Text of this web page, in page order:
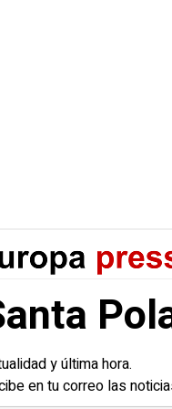
y última hora.
en tu correo las